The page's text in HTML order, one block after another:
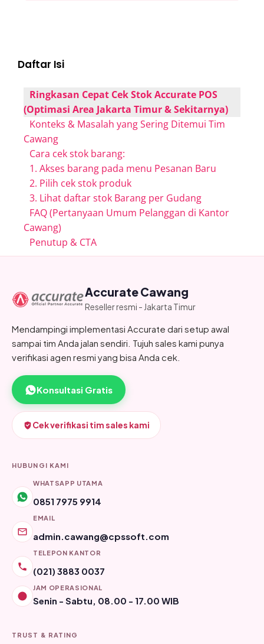
Daftar Isi
Ringkasan Cepat Cek Stok Accurate POS
(Optimasi Area Jakarta Timur & Sekitarnya)
Konteks & Masalah yang Sering Ditemui Tim
Cawang
Cara cek stok barang:
1. Akses barang pada menu Pesanan Baru
2. Pilih cek stok produk
3. Lihat daftar stok Barang per Gudang
FAQ (Pertanyaan Umum Pelanggan di Kantor
Cawang)
Penutup & CTA
Accurate Cawang
Reseller resmi - Jakarta Timur
Mendampingi implementasi Accurate dari setup awal
sampai tim Anda jalan sendiri. Tujuh sales kami punya
verifikasi agen resmi yang bisa Anda cek.
Konsultasi Gratis
Cek verifikasi tim sales kami
HUBUNGI KAMI
WHATSAPP UTAMA
0851 7975 9914
EMAIL
admin.cawang@cpssoft.com
TELEPON KANTOR
(021) 3883 0037
JAM OPERASIONAL
Senin - Sabtu, 08.00 - 17.00 WIB
TRUST & RATING